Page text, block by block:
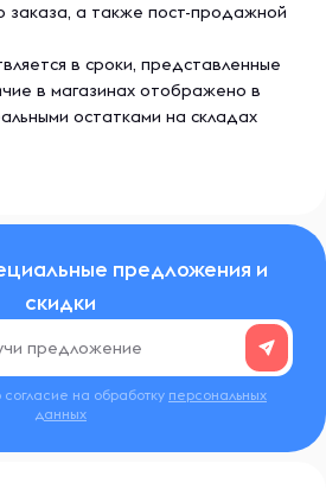
заказа, а также пост-продажной
в сроки, представленные
в магазинах отображено в
остатками на складах
предложения и
скидки
на обработку персональных
данных